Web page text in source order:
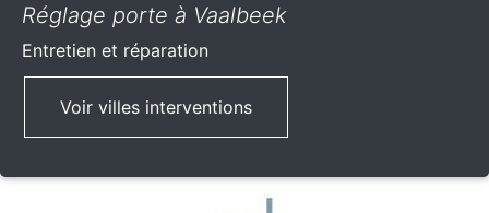
Réglage porte à Vaalbeek
Entretien et réparation
Voir villes interventions